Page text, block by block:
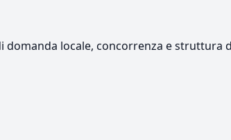
locale, concorrenza e struttura